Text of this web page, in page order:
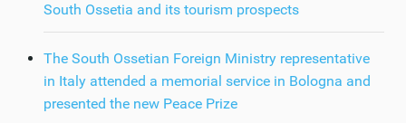
South Ossetia and its tourism prospects
The South Ossetian Foreign Ministry representative
in Italy attended a memorial service in Bologna and
presented the new Peace Prize